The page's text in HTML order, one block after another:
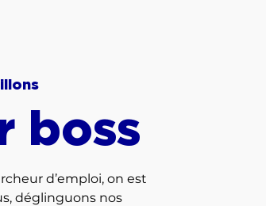
boss
d’emploi, on est
déglinguons nos